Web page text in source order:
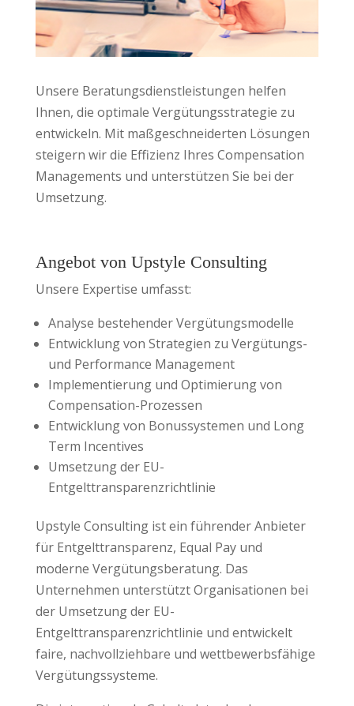
Unsere Beratungsdienstleistungen helfen
Ihnen, die optimale Vergütungsstrategie zu
entwickeln. Mit maßgeschneiderten Lösungen
steigern wir die Effizienz Ihres Compensation
Managements und unterstützen Sie bei der
Umsetzung.
Angebot von Upstyle Consulting
Unsere Expertise umfasst:
Analyse bestehender Vergütungsmodelle
Entwicklung von Strategien zu Vergütungs-
und Performance Management
Implementierung und Optimierung von
Compensation-Prozessen
Entwicklung von Bonussystemen und Long
Term Incentives
Umsetzung der EU-
Entgelttransparenzrichtlinie
Upstyle Consulting ist ein führender Anbieter
für Entgelttransparenz, Equal Pay und
moderne Vergütungsberatung. Das
Unternehmen unterstützt Organisationen bei
der Umsetzung der EU-
Entgelttransparenzrichtlinie und entwickelt
faire, nachvollziehbare und wettbewerbsfähige
Vergütungssysteme.